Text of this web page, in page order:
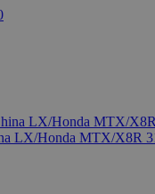
LX/Honda MTX/X8R